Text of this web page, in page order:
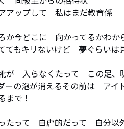
アップして　私はまだ教育係
か今どこに　向かってるかわか
てもキリないけど　夢ぐらいは
が　入らなくたって　この足、
ーの泡が消えるその前は　ア
まで！
たって　自虐的だって　自分